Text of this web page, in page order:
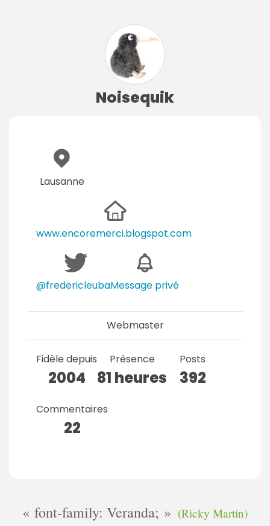
Noisequik
Lausanne
www.encoremerci.blogspot.com
@fredericleubaMessage privé
Webmaster
Fidèle depuis
2004
Présence
81 heures
Posts
392
Commentaires
22
font-family: Veranda; (Ricky Martin)